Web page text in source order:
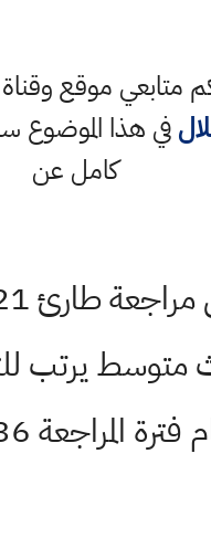
متابعي موقع وقناة
في هذا
كامل عن
متوسط يرتب
المراجعة 36 يوم فقط